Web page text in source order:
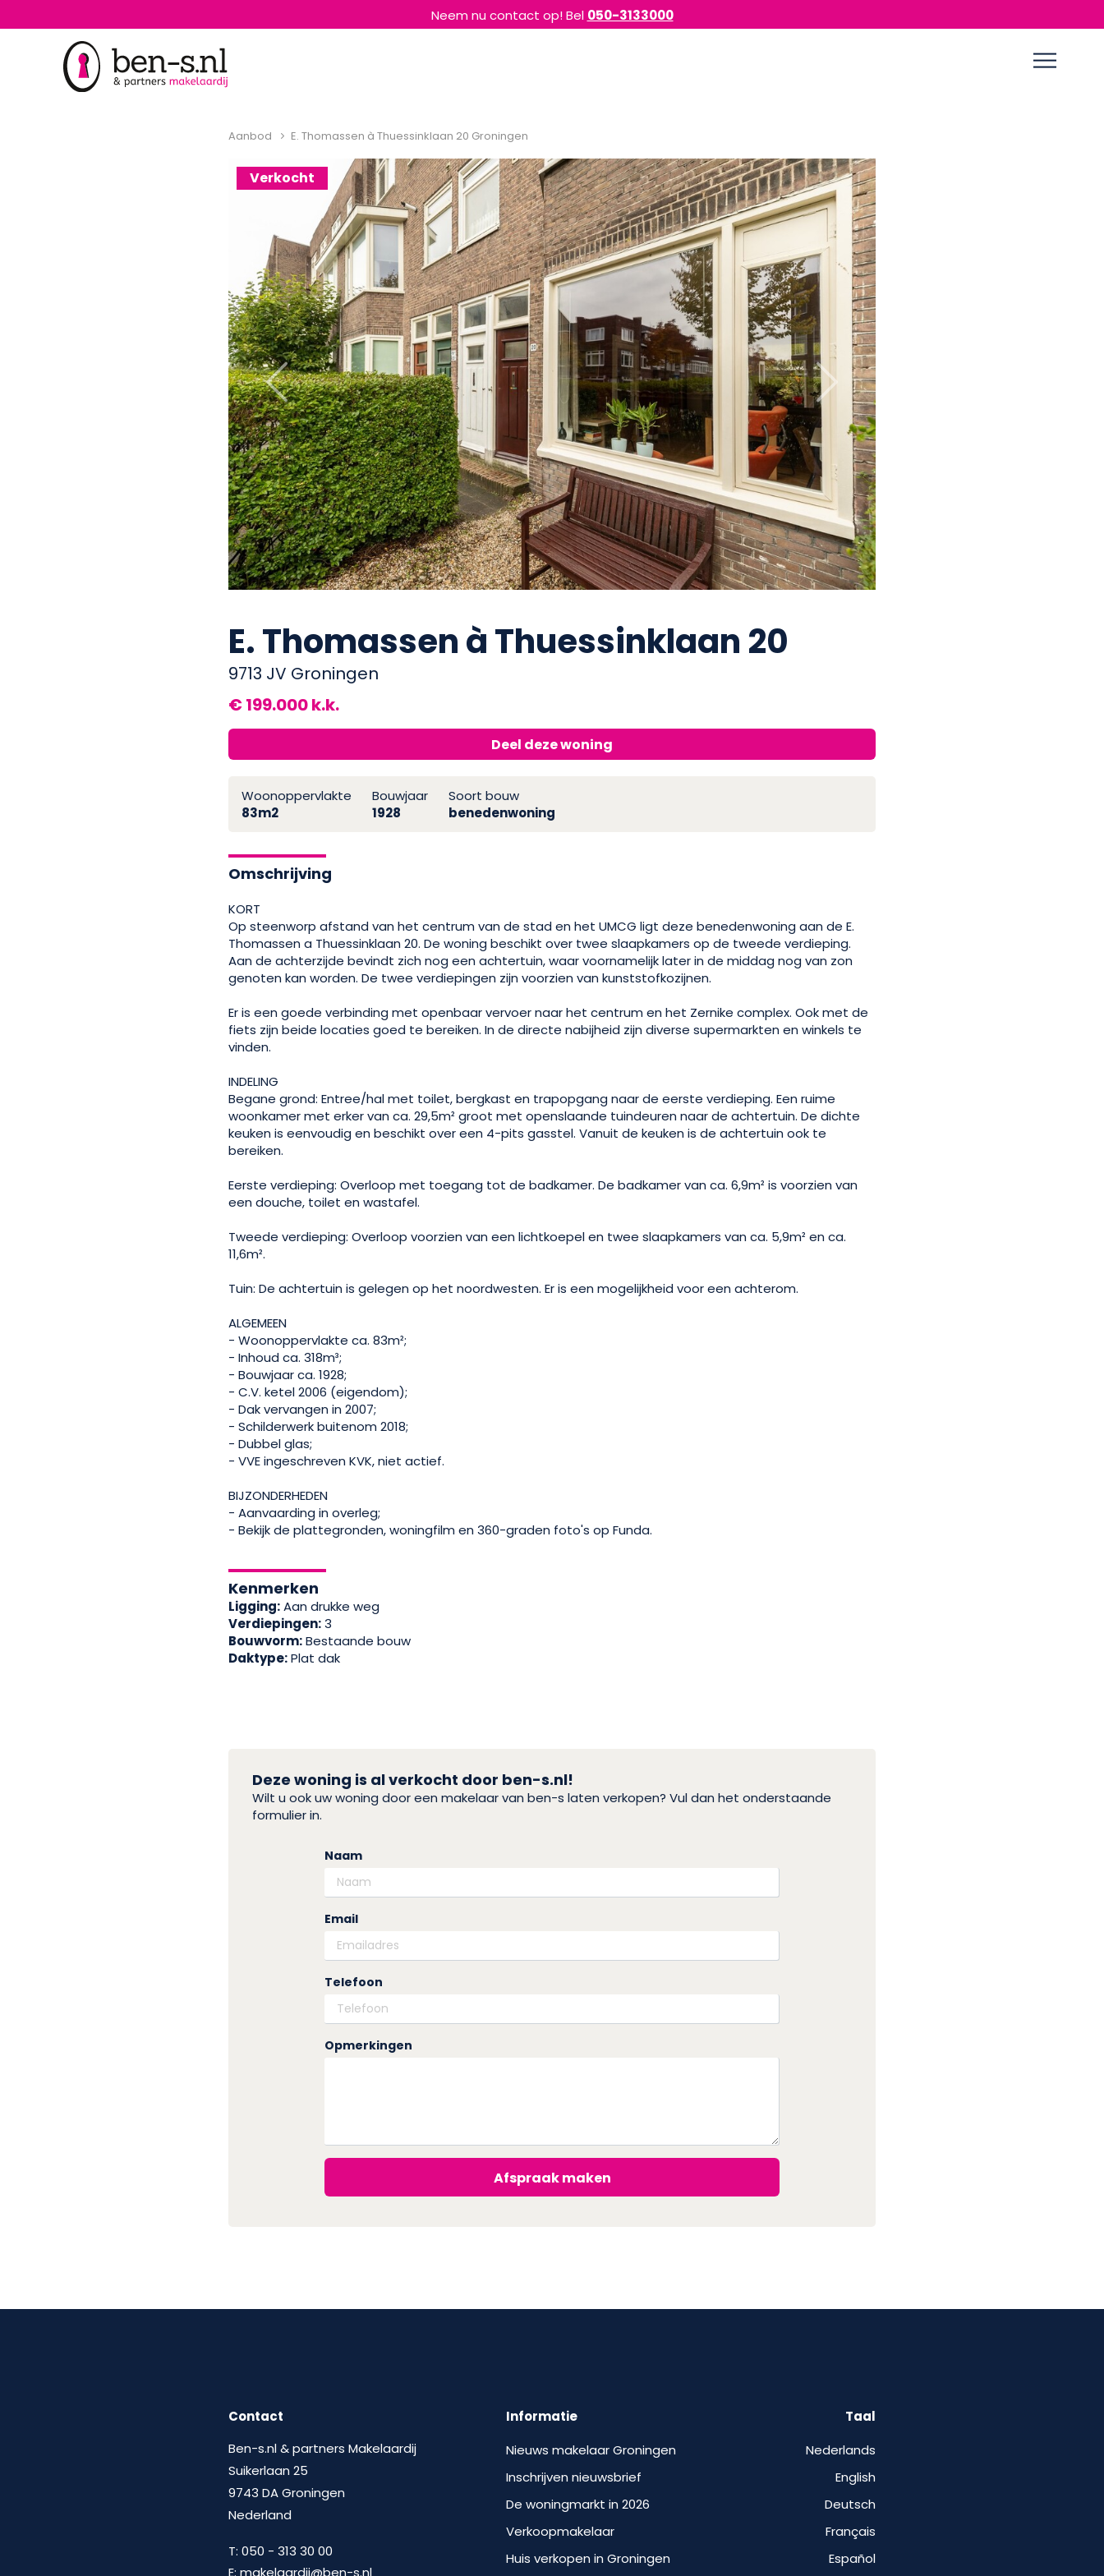
Neem nu contact op! Bel 050-3133000
Aanbod E. Thomassen à Thuessinklaan 20 Groningen
Verkocht
Previous Next
E. Thomassen à Thuessinklaan 20
9713 JV Groningen
€ 199.000 k.k.
Deel deze woning
Woonoppervlakte
83m2
Bouwjaar
1928
Soort bouw
benedenwoning
Omschrijving
KORT
Op steenworp afstand van het centrum van de stad en het UMCG ligt deze benedenwoning aan de E.
Thomassen a Thuessinklaan 20. De woning beschikt over twee slaapkamers op de tweede verdieping.
Aan de achterzijde bevindt zich nog een achtertuin, waar voornamelijk later in de middag nog van zon
genoten kan worden. De twee verdiepingen zijn voorzien van kunststofkozijnen.
Er is een goede verbinding met openbaar vervoer naar het centrum en het Zernike complex. Ook met de
fiets zijn beide locaties goed te bereiken. In de directe nabijheid zijn diverse supermarkten en winkels te
vinden.
INDELING
Begane grond: Entree/hal met toilet, bergkast en trapopgang naar de eerste verdieping. Een ruime
woonkamer met erker van ca. 29,5m² groot met openslaande tuindeuren naar de achtertuin. De dichte
keuken is eenvoudig en beschikt over een 4-pits gasstel. Vanuit de keuken is de achtertuin ook te
bereiken.
Eerste verdieping: Overloop met toegang tot de badkamer. De badkamer van ca. 6,9m² is voorzien van
een douche, toilet en wastafel.
Tweede verdieping: Overloop voorzien van een lichtkoepel en twee slaapkamers van ca. 5,9m² en ca.
11,6m².
Tuin: De achtertuin is gelegen op het noordwesten. Er is een mogelijkheid voor een achterom.
ALGEMEEN
- Woonoppervlakte ca. 83m²;
- Inhoud ca. 318m³;
- Bouwjaar ca. 1928;
- C.V. ketel 2006 (eigendom);
- Dak vervangen in 2007;
- Schilderwerk buitenom 2018;
- Dubbel glas;
- VVE ingeschreven KVK, niet actief.
BIJZONDERHEDEN
- Aanvaarding in overleg;
- Bekijk de plattegronden, woningfilm en 360-graden foto's op Funda.
Kenmerken
Ligging:Aan drukke weg
Verdiepingen:3
Bouwvorm:Bestaande bouw
Daktype:Plat dak
Deze woning is al verkocht door ben-s.nl!
Wilt u ook uw woning door een makelaar van ben-s laten verkopen? Vul dan het onderstaande
formulier in.
Naam
Email
Telefoon
Opmerkingen
Afspraak maken
Contact
Ben-s.nl & partners Makelaardij
Suikerlaan 25
9743 DA Groningen
Nederland
T:050 - 313 30 00
E:makelaardij@ben-s.nl
Informatie
Nieuws makelaar Groningen
Inschrijven nieuwsbrief
De woningmarkt in 2026
Verkoopmakelaar
Huis verkopen in Groningen
Taal
Nederlands
English
Deutsch
Français
Español